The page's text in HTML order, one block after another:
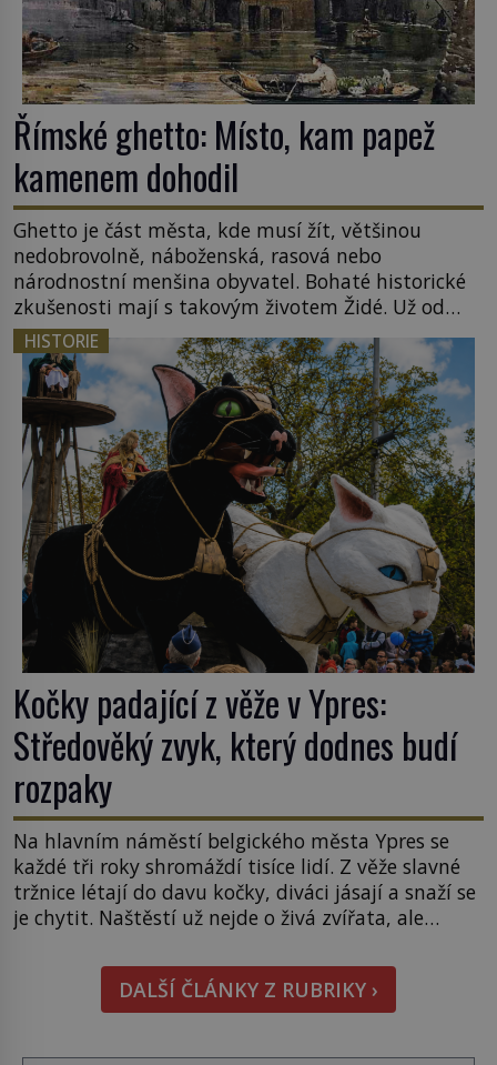
Římské ghetto: Místo, kam papež
kamenem dohodil
Ghetto je část města, kde musí žít, většinou
nedobrovolně, náboženská, rasová nebo
národnostní menšina obyvatel. Bohaté historické
zkušenosti mají s takovým životem Židé. Už od
středověku jsou totiž v každou chvíli nuceni v
nějakém žít. Mezi ty nejslavnější patří i římské
ghetto založené v roce 1555. Pokud jde o vztah
k Židům, nemá se Řím čím chlubit. […]
HISTORIE
Kočky padající z věže v Ypres:
Středověký zvyk, který dodnes budí
rozpaky
Na hlavním náměstí belgického města Ypres se
každé tři roky shromáždí tisíce lidí. Z věže slavné
tržnice létají do davu kočky, diváci jásají a snaží se
je chytit. Naštěstí už nejde o živá zvířata, ale
Tato veselá podívaná připomíná jeden z
nejpodivnějších a zároveň nejkrutějších zvyků […]
DALŠÍ ČLÁNKY Z RUBRIKY ›